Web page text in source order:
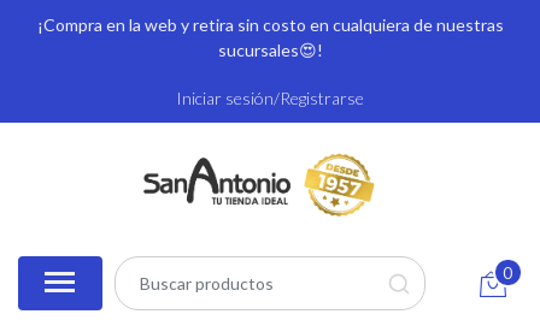
¡Compra en la web y retira sin costo en cualquiera de nuestras
sucursales😍!
Iniciar sesión/Registrarse
0